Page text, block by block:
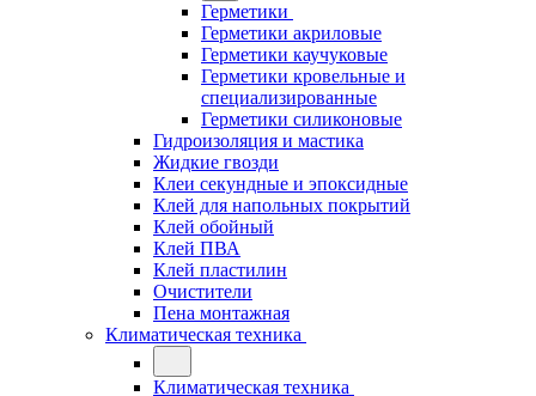
Герметики
Герметики акриловые
Герметики каучуковые
Герметики кровельные и
специализированные
Герметики силиконовые
Гидроизоляция и мастика
Жидкие гвозди
Клеи секундные и эпоксидные
Клей для напольных покрытий
Клей обойный
Клей ПВА
Клей пластилин
Очистители
Пена монтажная
Климатическая техника
Климатическая техника